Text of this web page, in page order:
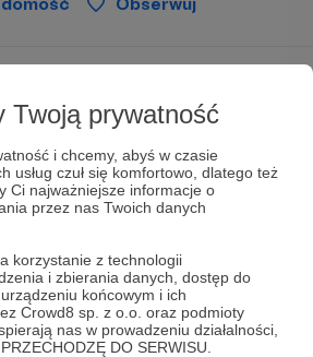
Twoją prywatność
i chcemy, abyś w czasie
usług czuł się komfortowo, dlatego też
Ci najważniejsze informacje o
przez nas Twoich danych
korzystanie z technologii
i zbierania danych, dostęp do
końcowym i ich
Crowd8 sp. z o.o. oraz podmioty
nas w prowadzeniu działalności,
DO SERWISU.